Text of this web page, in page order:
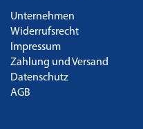
Unternehmen
Widerrufsrecht
Impressum
Zahlung und Versand
Datenschutz
AGB